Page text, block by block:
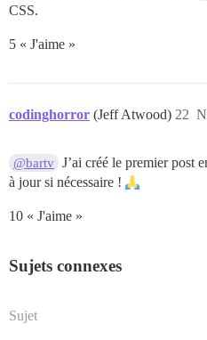
CSS.
5 « J'aime »
codinghorror (Jeff Atwood) 22
@bartv J’ai créé le premier post
à jour si nécessaire !
10 « J'aime »
Sujets connexes
Sujet